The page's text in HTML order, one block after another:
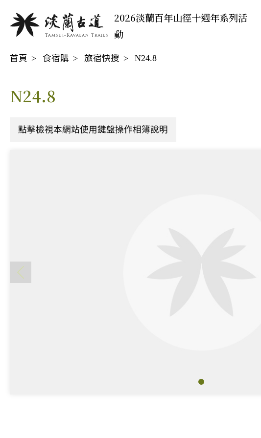
2026淡蘭百年山徑十週年系列活
動
首頁
食宿購 旅宿快搜 N24.8
N24.8
點擊檢視本網站使用鍵盤操作相簿說明